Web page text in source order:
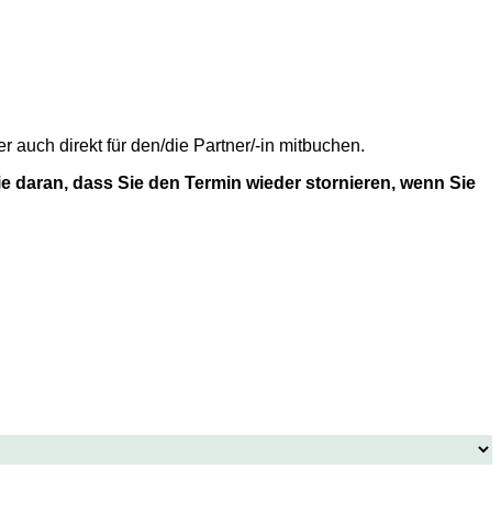
auch direkt für den/die Partner/-in mitbuchen.
dass Sie den Termin wieder stornieren, wenn Sie